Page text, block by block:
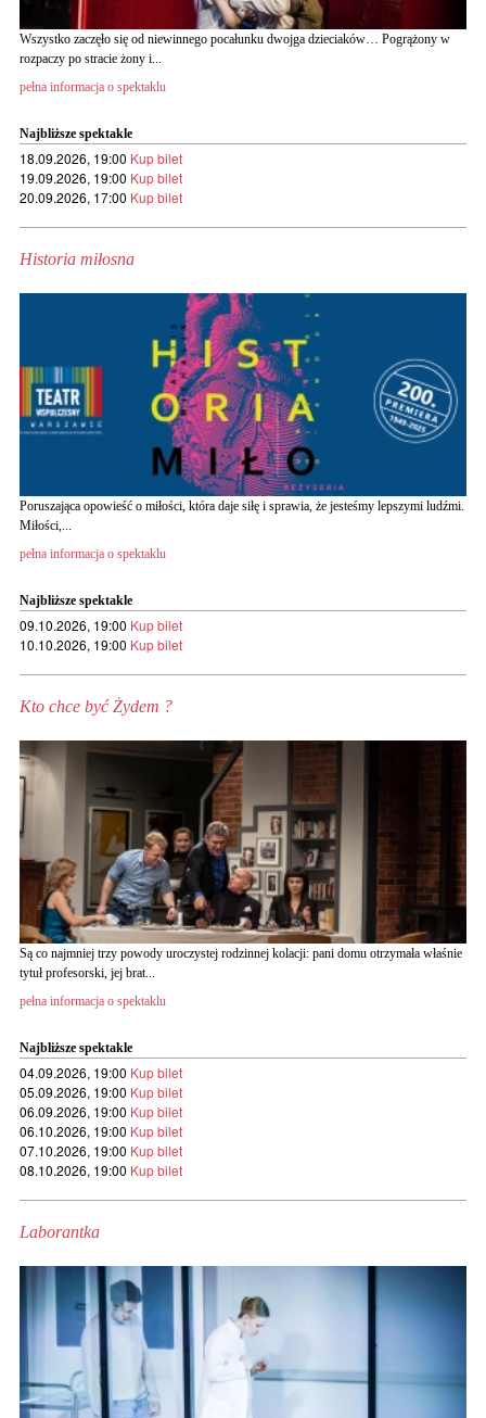
Wszystko zaczęło się od niewinnego pocałunku dwojga dzieciaków… Pogrążony w
rozpaczy po stracie żony i...
pełna informacja o spektaklu
Najbliższe spektakle
18.09.2026, 19:00 Kup bilet
19.09.2026, 19:00 Kup bilet
20.09.2026, 17:00 Kup bilet
Historia miłosna
Poruszająca opowieść o miłości, która daje siłę i sprawia, że jesteśmy lepszymi ludźmi.
Miłości,...
pełna informacja o spektaklu
Najbliższe spektakle
09.10.2026, 19:00 Kup bilet
10.10.2026, 19:00 Kup bilet
Kto chce być Żydem ?
Są co najmniej trzy powody uroczystej rodzinnej kolacji: pani domu otrzymała właśnie
tytuł profesorski, jej brat...
pełna informacja o spektaklu
Najbliższe spektakle
04.09.2026, 19:00 Kup bilet
05.09.2026, 19:00 Kup bilet
06.09.2026, 19:00 Kup bilet
06.10.2026, 19:00 Kup bilet
07.10.2026, 19:00 Kup bilet
08.10.2026, 19:00 Kup bilet
Laborantka